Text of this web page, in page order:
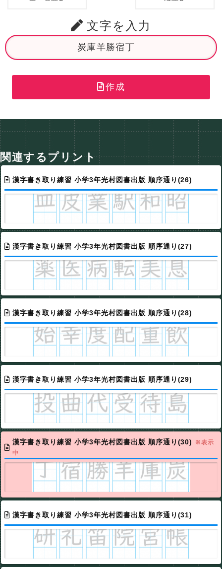
文字を入力
作成
関連するプリント
漢字書き取り練習 小学3年光村図書出版 順序通り(26)
漢字書き取り練習 小学3年光村図書出版 順序通り(27)
漢字書き取り練習 小学3年光村図書出版 順序通り(28)
漢字書き取り練習 小学3年光村図書出版 順序通り(29)
漢字書き取り練習 小学3年光村図書出版 順序通り(30) ※表示
中
漢字書き取り練習 小学3年光村図書出版 順序通り(31)